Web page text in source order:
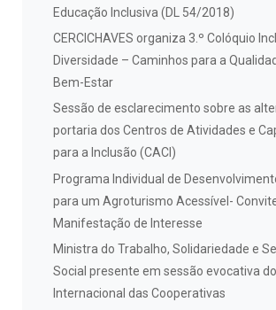
Educação Inclusiva (DL 54/2018)
CERCICHAVES organiza 3.º Colóquio
Diversidade – Caminhos para a
Bem-Estar
Sessão de esclarecimento sobre as
portaria dos Centros de Atividades e
para a Inclusão (CACI)
Programa Individual de
para um Agroturismo Acessível-
Manifestação de Interesse
Ministra do Trabalho, Solidariedade e
Social presente em sessão evocativa
Internacional das Cooperativas